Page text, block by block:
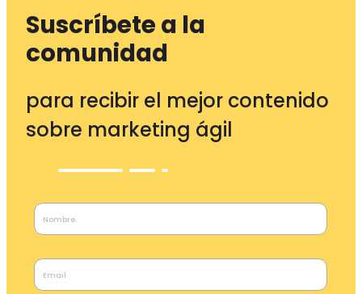
Suscríbete a la
comunidad
para recibir el mejor contenido
sobre marketing ágil